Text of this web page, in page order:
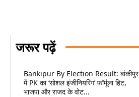
जरूर पढ़ें
Bankipur By Election Result: बांकीपुर
में PK का ‘सोशल इंजीनियरिंग’ फॉर्मूला हिट,
भाजपा और राजद के वोट...